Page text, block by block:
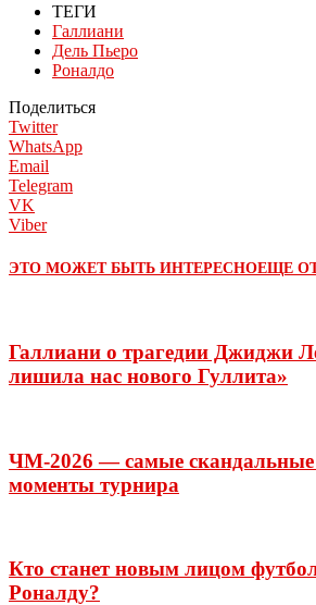
ТЕГИ
Галлиани
Дель Пьеро
Роналдо
Поделиться
Twitter
WhatsApp
Email
Telegram
VK
Viber
ЭТО МОЖЕТ БЫТЬ ИНТЕРЕСНОЕЩЕ
Галлиани о трагедии Джиджи
лишила нас нового Гуллита»
ЧМ-2026 — самые скандальные
моменты турнира
Кто станет новым лицом
Роналду?